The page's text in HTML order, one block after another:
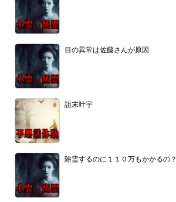
目の異常は佐藤さんが原因
詛末叶宇
除霊するのに１１０万もかかるの？